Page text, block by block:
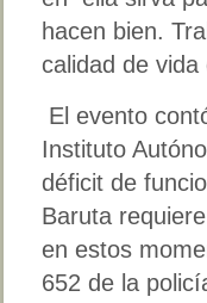
hacen bien.
calidad de vida
El evento
Instituto
déficit de
Baruta
en estos
652 de la